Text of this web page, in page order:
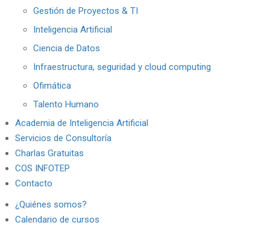
Gestión de Proyectos & TI
Inteligencia Artificial
Ciencia de Datos
Infraestructura, seguridad y cloud computing
Ofimática
Talento Humano
Academia de Inteligencia Artificial
Servicios de Consultoría
Charlas Gratuitas
COS INFOTEP
Contacto
¿Quiénes somos?
Calendario de cursos